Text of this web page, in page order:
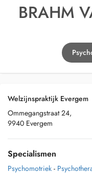
BRAHM
Welzijnspraktijk Evergem
Ommegangstraat 24,
9940 Evergem
Specialismen
Psychomotriek -